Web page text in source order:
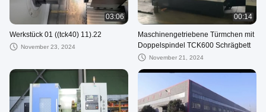
03:06
Werkstück 01 ((tck40) 11).22
November 23, 2024
00:14
Maschinengetriebene Türmchen mit
Doppelspindel TCK600 Schrägbett
November 21, 2024